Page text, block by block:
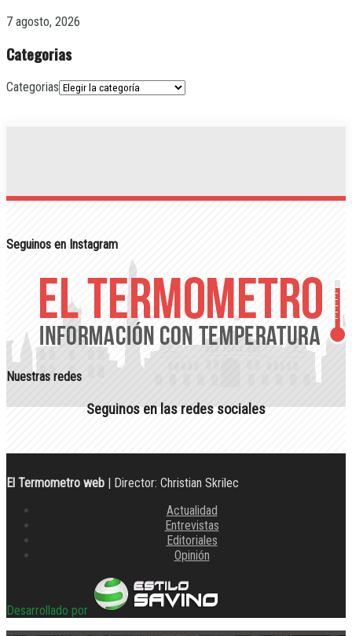
7 agosto, 2026
Categorias
Categorias
Seguinos en Instagram
Nuestras redes
Seguinos en las redes sociales
El Termometro web | Director: Christian Skrilec
Actualidad
Entrevistas
Editoriales
Opinión
Desarrollado por